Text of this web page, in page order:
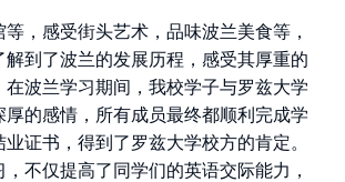
，感受街头艺术，品味波兰美食等，
解到了波兰的发展历程，感受其厚重的
在波兰学习期间，我校学子与罗兹大学
厚的感情，所有成员最终都顺利完成学
证书，得到了罗兹大学校方的肯定。
不仅提高了同学们的英语交际能力，